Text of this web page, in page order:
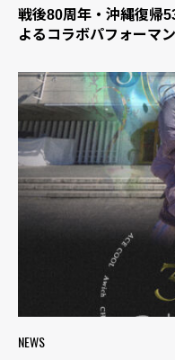
戦後80周年・沖縄復帰
よるコラボパフォーマ
NEWS